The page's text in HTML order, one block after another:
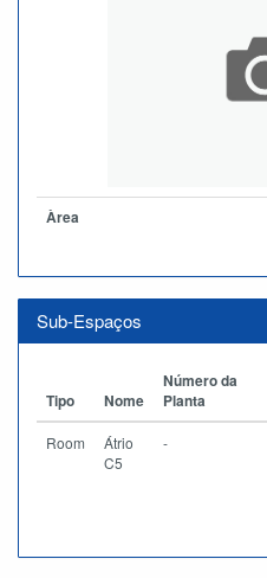
Àrea
Sub-Espaços
Tipo Nome
Número da
Planta
Room
Átrio
C5
-